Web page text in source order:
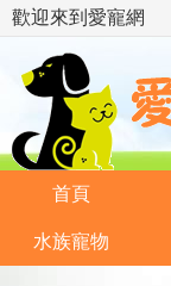
歡迎來到愛寵網
首頁
水族寵物